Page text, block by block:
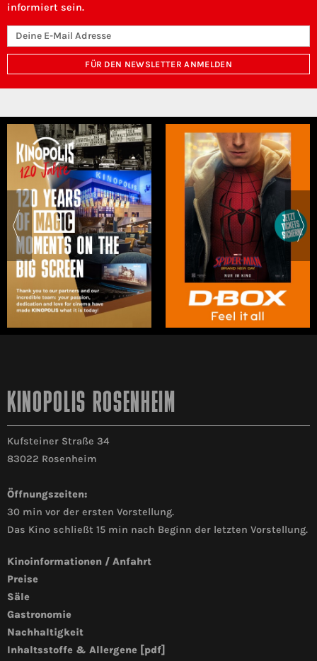
informiert sein.
FÜR DEN NEWSLETTER ANMELDEN
KINOPOLIS ROSENHEIM
Kufsteiner Straße 34
83022 Rosenheim
Öffnungszeiten:
30 min vor der ersten Vorstellung.
Das Kino schließt 15 min nach Beginn der letzten Vorstellung.
Kinoinformationen / Anfahrt
Preise
Säle
Gastronomie
Nachhaltigkeit
Inhaltsstoffe & Allergene [pdf]